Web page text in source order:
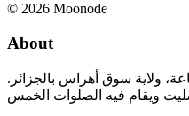
© 2026 Moonode
About
ولاية سوق أهراس بالجزائر.